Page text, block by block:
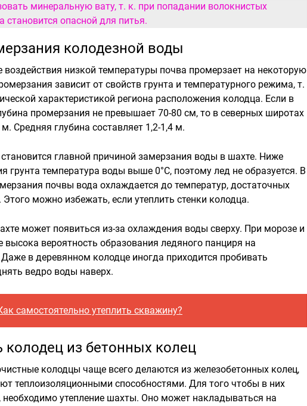
минеральную вату, т. к. при попадании волокнистых
становится опасной для питья.
колодезной воды
воздействия низкой температуры почва промерзает на некоторую
зависит от свойств грунта и температурного режима, т.
характеристикой региона расположения колодца. Если в
промерзания не превышает 70-80 см, то в северных широтах
Средняя глубина составляет 1,2-1,4 м.
главной причиной замерзания воды в шахте. Ниже
грунта температура воды выше 0°С, поэтому лед не образуется. В
почвы вода охлаждается до температур, достаточных
можно избежать, если утеплить стенки колодца.
может появиться из-за охлаждения воды сверху. При морозе и
высока вероятность образования ледяного панциря на
в деревянном колодце иногда приходится пробивать
ведро воды наверх.
самостоятельно утеплить скважину?
колодец из бетонных колец
колодцы чаще всего делаются из железобетонных колец,
теплоизоляционными способностями. Для того чтобы в них
необходимо утепление шахты. Оно может накладываться на